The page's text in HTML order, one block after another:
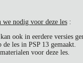
we nodig voor deze les :
ook in eerdere versies
de les in PSP 13 gemaakt.
voor deze les.